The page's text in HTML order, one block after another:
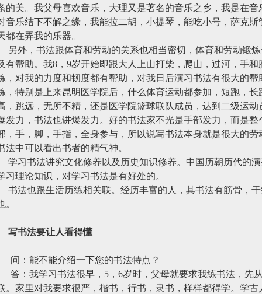
的美。我父母喜欢音乐，大理又是著名的音乐之乡，我是在
音乐结下不解之缘，我能拉二胡，小提琴，能吃小号，萨克
都在弄我的乐器。
另外，书法跟体育和劳动的关系也相当密切，体育和劳动锻
有帮助。我8 ， 9岁开始即跟大人上山打柴，爬山，过河，手
，对我的力度和韧度都有帮助，对我日后演习书法有很大的
，特别是上来昆明医学院后，什么体育运动都参加，短跑，
，跳远，无所不精，还是医学院篮球联队成员，达到二级运
发力，书法也讲爆发力。好的书法家不光是手部发力，而是
，手，脚，手指，全身参与，所以说写书法本身就是很大的
法中可以看出书者的精气神。
学习书法讲究文化修养以及历史知识修养。中国历朝历代的
习理论知识，对学习书法是有好处的。
书法也跟生活历练相关联。经历丰富的人，其书法有筋骨，
。
写书法要让人看得懂
问：能不能介绍一下您的书法特点？
答：我学习书法很早， 5 ， 6岁时，父母就要求我练书法，先
。家里对我要求很严，楷书，行书，隶书，样样都得学。学